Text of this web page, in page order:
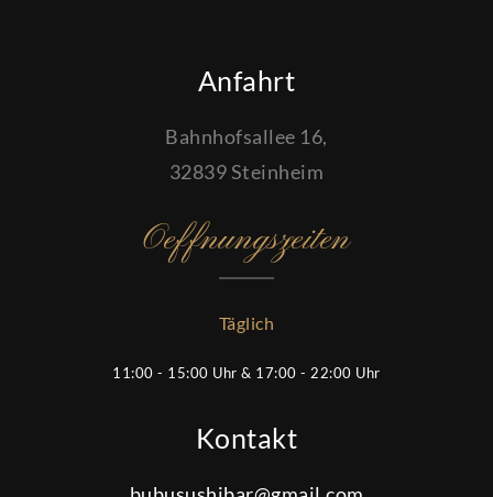
Anfahrt
Bahnhofsallee 16,
32839 Steinheim
Oeffnungszeiten
Täglich
11:00 - 15:00 Uhr & 17:00 - 22:00 Uhr
Kontakt